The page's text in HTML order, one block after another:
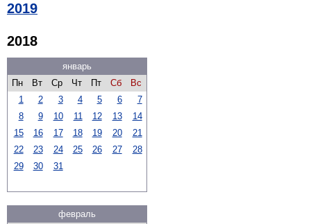
2019
2018
январь
Пн
Вт Ср Чт Пт Сб
Вс
1
2 3 4 5 6
7
8
9 10 11 12 13
14
15
16 17 18 19 20
21
22
23 24 25 26 27
28
29
30 31
февраль